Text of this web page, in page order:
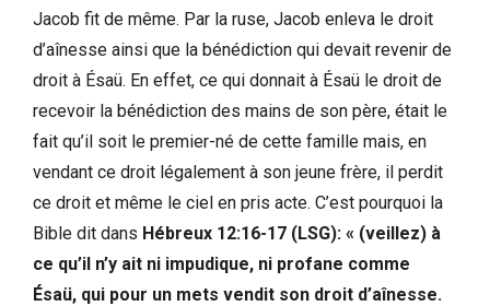
Jacob fit de même. Par la ruse, Jacob enleva le droit
d’aînesse ainsi que la bénédiction qui devait revenir de
droit à Ésaü. En effet, ce qui donnait à Ésaü le droit de
recevoir la bénédiction des mains de son père, était le
fait qu’il soit le premier-né de cette famille mais, en
vendant ce droit légalement à son jeune frère, il perdit
ce droit et même le ciel en pris acte. C’est pourquoi la
Bible dit dans Hébreux 12:16-17 (LSG): « (veillez) à
ce qu’il n’y ait ni impudique, ni profane comme
Ésaü, qui pour un mets vendit son droit d’aînesse.